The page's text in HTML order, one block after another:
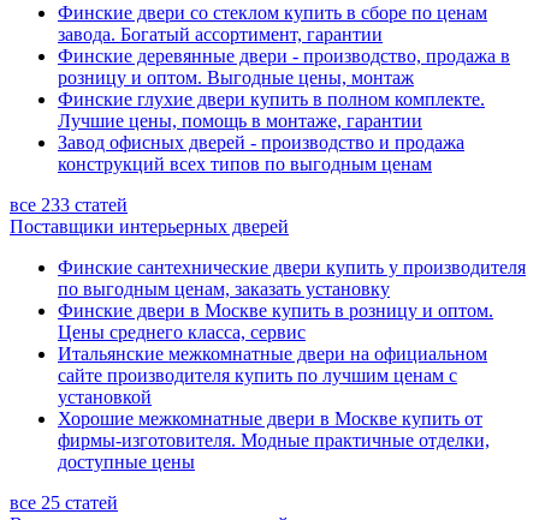
Финские двери со стеклом купить в сборе по ценам
завода. Богатый ассортимент, гарантии
Финские деревянные двери - производство, продажа в
розницу и оптом. Выгодные цены, монтаж
Финские глухие двери купить в полном комплекте.
Лучшие цены, помощь в монтаже, гарантии
Завод офисных дверей - производство и продажа
конструкций всех типов по выгодным ценам
все 233 статей
Поставщики интерьерных дверей
Финские сантехнические двери купить у производителя
по выгодным ценам, заказать установку
Финские двери в Москве купить в розницу и оптом.
Цены среднего класса, сервис
Итальянские межкомнатные двери на официальном
сайте производителя купить по лучшим ценам с
установкой
Хорошие межкомнатные двери в Москве купить от
фирмы-изготовителя. Модные практичные отделки,
доступные цены
все 25 статей